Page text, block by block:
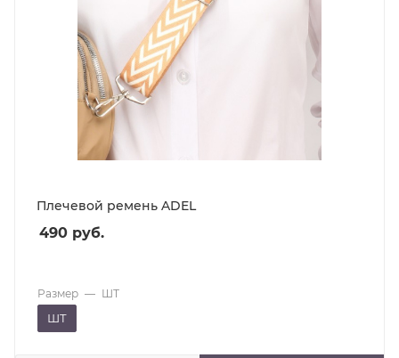
Плечевой ремень ADEL
490 руб.
Размер — ШТ
ШТ